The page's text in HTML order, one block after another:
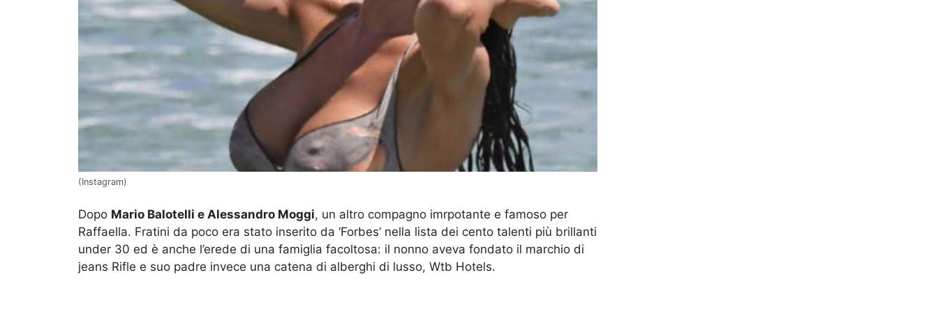
(Instagram)
Dopo Mario Balotelli e Alessandro Moggi, un altro compagno imrpotante e famoso per
Raffaella. Fratini da poco era stato inserito da ‘Forbes’ nella lista dei cento talenti più brillanti
under 30 ed è anche l’erede di una famiglia facoltosa: il nonno aveva fondato il marchio di
jeans Rifle e suo padre invece una catena di alberghi di lusso, Wtb Hotels.